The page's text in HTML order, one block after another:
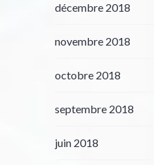
décembre 2018
novembre 2018
octobre 2018
septembre 2018
juin 2018